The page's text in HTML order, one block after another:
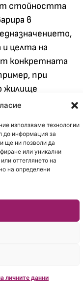
използваме технологии
до информация за
ще ни позволи да
или уникални
оттеглянето на
на определени
личните данни
стойността
в
целта на
конкретната
при
жилище
80-85% в
по-ниско
банка. По-
на
когато
варира в